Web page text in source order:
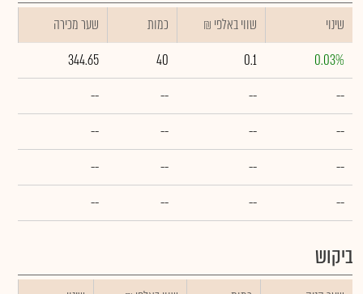
שינוי ₪ שווי באלפי כמות
שער מכירה
0.03%
0.1
40
344.65
--
--
--
--
--
--
--
--
--
--
--
--
--
--
--
--
ביקוש